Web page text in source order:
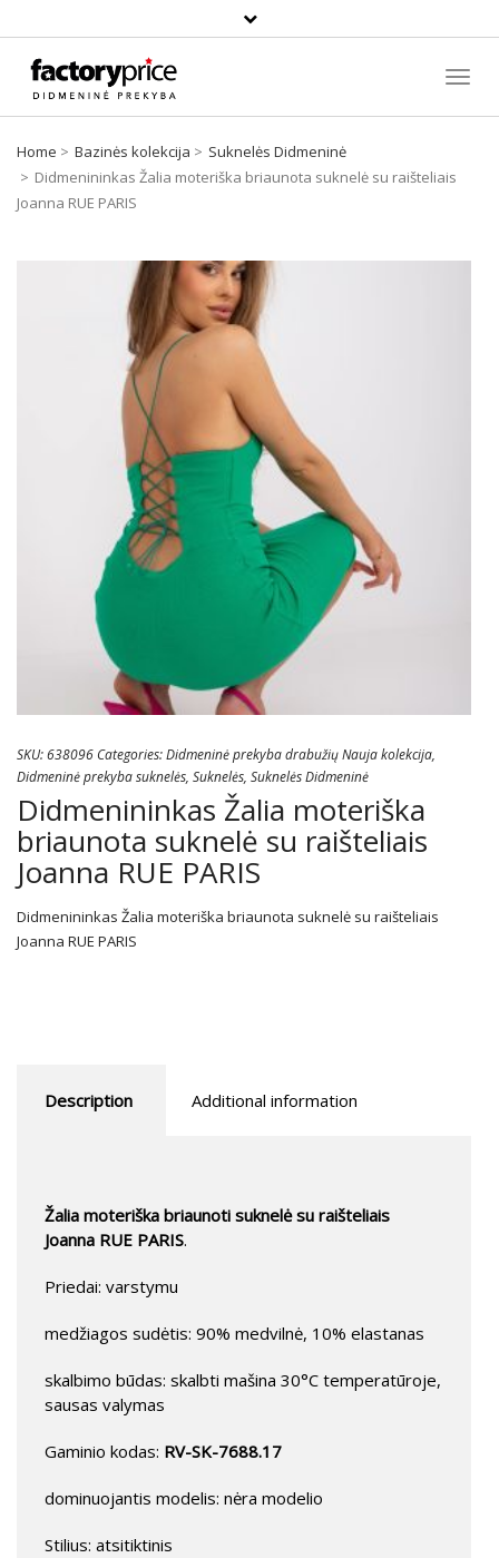
Paieška
Home Bazinės kolekcija
Suknelės Didmeninė
Didmenininkas Žalia moteriška briaunota suknelė su raišteliais
Joanna RUE PARIS
SKU:638096 Categories:Didmeninė prekyba drabužių Nauja kolekcija,
Didmeninė prekyba suknelės, Suknelės, Suknelės Didmeninė
Didmenininkas Žalia moteriška
briaunota suknelė su raišteliais
Joanna RUE PARIS
Didmenininkas Žalia moteriška briaunota suknelė su raišteliais
Joanna RUE PARIS
Description Additional information
Žalia moteriška briaunoti suknelė su raišteliais
Joanna RUE PARIS.
Priedai: varstymu
medžiagos sudėtis: 90% medvilnė, 10% elastanas
skalbimo būdas: skalbti mašina 30°C temperatūroje,
sausas valymas
Gaminio kodas: RV-SK-7688.17
dominuojantis modelis: nėra modelio
Stilius: atsitiktinis